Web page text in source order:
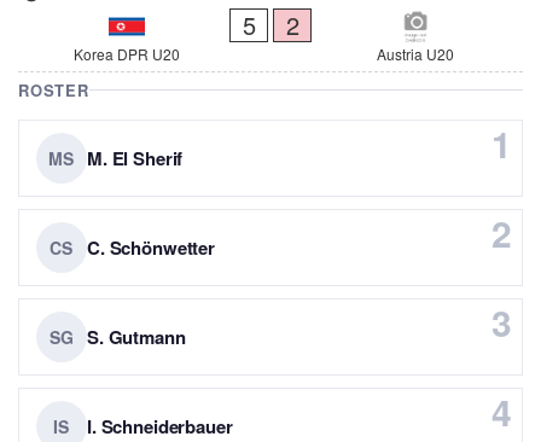
Korea DPR U20
5 2
Austria U20
ROSTER
1
MS M. El Sherif
2
CS C. Schönwetter
3
SG S. Gutmann
4
IS I. Schneiderbauer